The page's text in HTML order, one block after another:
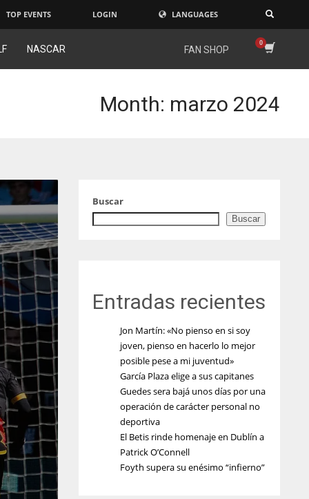
TOP EVENTS LOGIN LANGUAGES
NASCAR FAN SHOP
Month: marzo 2024
Buscar
Buscar
Entradas recientes
Jon Martín: «No pienso en si soy
joven, pienso en hacerlo lo mejor
posible pese a mi juventud»
García Plaza elige a sus capitanes
Guedes sera bajá unos días por una
operación de carácter personal no
deportiva
El Betis rinde homenaje en Dublín a
Patrick O’Connell
Foyth supera su enésimo “infierno”